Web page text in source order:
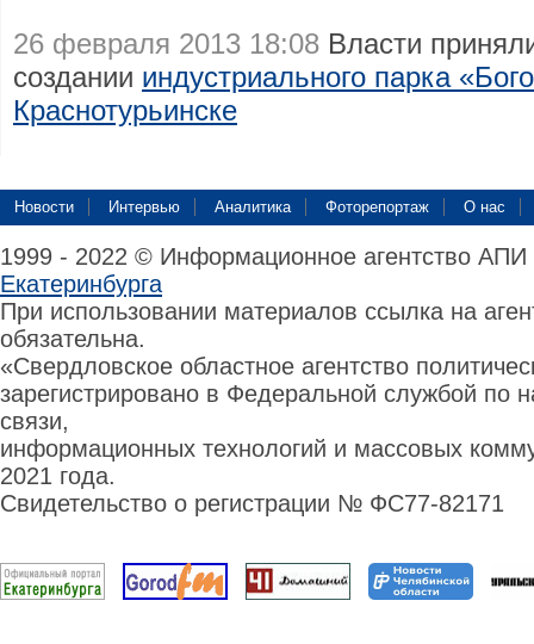
26 февраля 2013 18:08 Власти
создании индустриального парка
Краснотурьинске
Новости Интервью Аналитика Фоторепортаж О нас
1999 - 2022 © Информационное агентство
Екатеринбурга
При использовании материалов ссылка на
обязательна.
«Свердловское областное агентство
зарегистрировано в Федеральной службой по
связи,
информационных технологий и массовых
2021 года.
Свидетельство о регистрации № ФС77-82171